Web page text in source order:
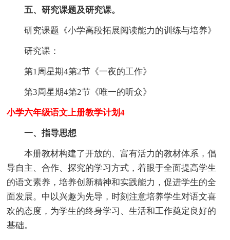
五、研究课题及研究课。
研究课题《小学高段拓展阅读能力的训练与培养》
研究课：
第1周星期4第2节《一夜的工作》
第3周星期4第2节《唯一的听众》
小学六年级语文上册教学计划4
一、指导思想
本册教材构建了开放的、富有活力的教材体系，倡
导自主、合作、探究的学习方式，着眼于全面提高学生
的语文素养，培养创新精神和实践能力，促进学生的全
面发展。中以兴趣为先导，时刻注意培养学生对语文喜
欢的态度，为学生的终身学习、生活和工作奠定良好的
基础。